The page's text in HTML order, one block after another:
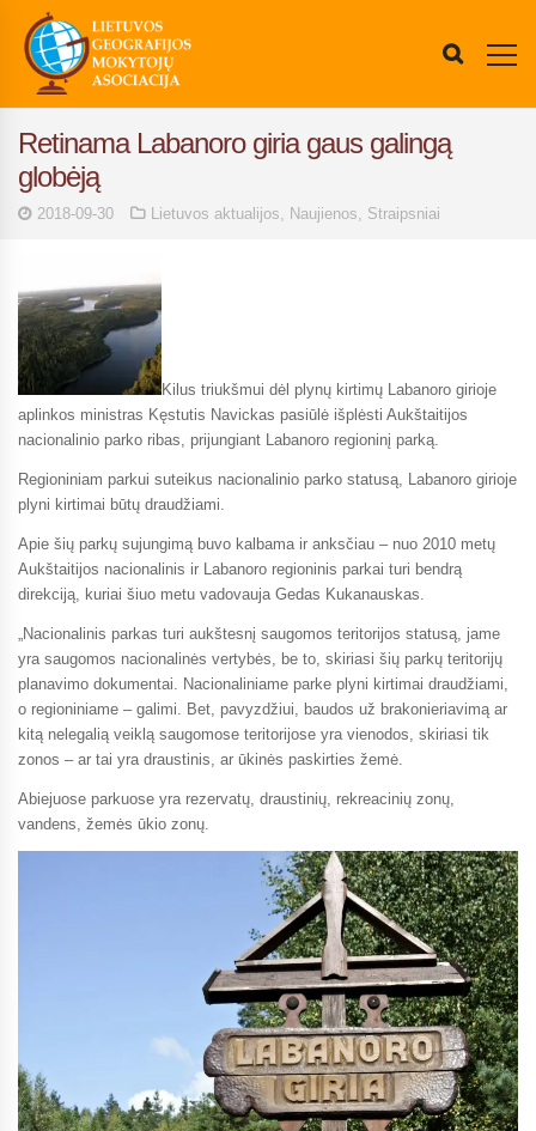
Retinama Labanoro giria gaus galingą
globėją
2018-09-30 Lietuvos aktualijos, Naujienos, Straipsniai
Kilus triukšmui dėl plynų kirtimų Labanoro girioje
aplinkos ministras Kęstutis Navickas pasiūlė išplėsti Aukštaitijos
nacionalinio parko ribas, prijungiant Labanoro regioninį parką.
Regioniniam parkui suteikus nacionalinio parko statusą, Labanoro girioje
plyni kirtimai būtų draudžiami.
Apie šių parkų sujungimą buvo kalbama ir anksčiau – nuo 2010 metų
Aukštaitijos nacionalinis ir Labanoro regioninis parkai turi bendrą
direkciją, kuriai šiuo metu vadovauja Gedas Kukanauskas.
„Nacionalinis parkas turi aukštesnį saugomos teritorijos statusą, jame
yra saugomos nacionalinės vertybės, be to, skiriasi šių parkų teritorijų
planavimo dokumentai. Nacionaliniame parke plyni kirtimai draudžiami,
o regioniniame – galimi. Bet, pavyzdžiui, baudos už brakonieriavimą ar
kitą nelegalią veiklą saugomose teritorijose yra vienodos, skiriasi tik
zonos – ar tai yra draustinis, ar ūkinės paskirties žemė.
Abiejuose parkuose yra rezervatų, draustinių, rekreacinių zonų,
vandens, žemės ūkio zonų.